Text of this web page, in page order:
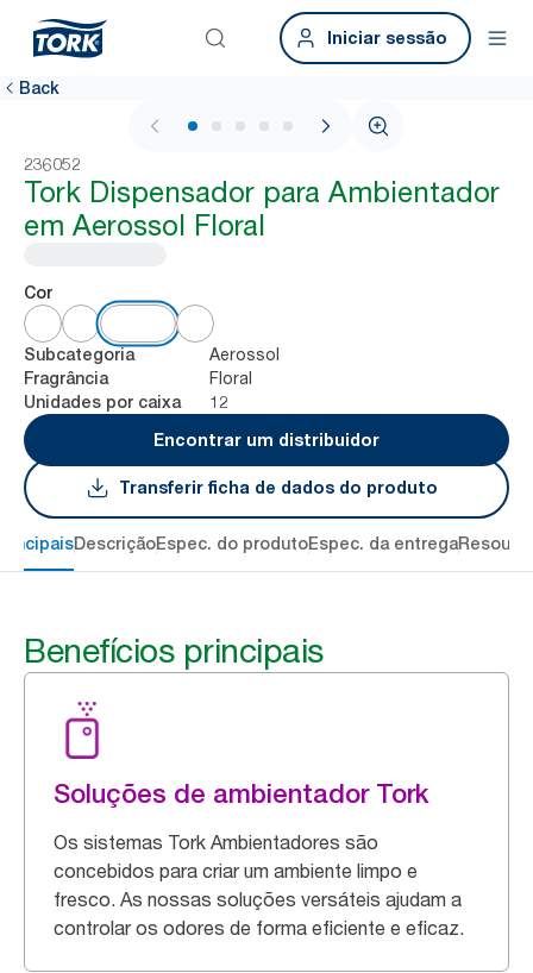
Iniciar sessão
Back
1 / 6
236052
Tork Dispensador para Ambientador
em Aerossol Floral
Cor
Subcategoria Aerossol
Fragrância Floral
Unidades por caixa
12
Encontrar um distribuidor
Transferir ficha de dados do produto
DescriçãoEspec. do produtoEspec. da entrega
Benefícios principais
Soluções de ambientador Tork
Os sistemas Tork Ambientadores são
concebidos para criar um ambiente limpo e
fresco. As nossas soluções versáteis ajudam a
controlar os odores de forma eficiente e eficaz.